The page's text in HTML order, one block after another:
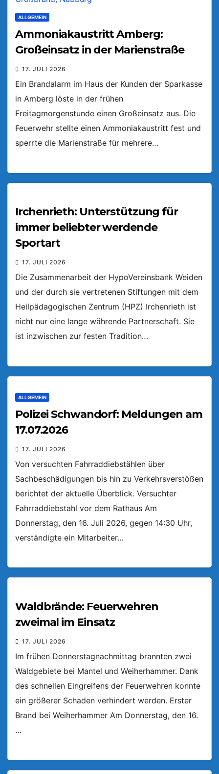
ALLGEMEIN
Ammoniakaustritt Amberg:
Großeinsatz in der Marienstraße
17. JULI 2026
Ein Brandalarm im Haus der Kunden der Sparkasse
in Amberg löste in der frühen
Freitagmorgenstunde einen Großeinsatz aus. Die
Feuerwehr stellte einen Ammoniakaustritt fest und
sperrte die Marienstraße für mehrere…
Irchenrieth: Unterstützung für
immer beliebter werdende
Sportart
17. JULI 2026
Die Zusammenarbeit der HypoVereinsbank Weiden
und der durch sie vertretenen Stiftungen mit dem
Heilpädagogischen Zentrum (HPZ) Irchenrieth ist
nicht nur eine lange währende Partnerschaft. Sie
ist inzwischen zur festen Tradition…
ALLGEMEIN
Polizei Schwandorf: Meldungen am
17.07.2026
17. JULI 2026
Von versuchten Fahrraddiebstählen über
Sachbeschädigungen bis hin zu Verkehrsverstößen
berichtet der aktuelle Überblick. Versuchter
Fahrraddiebstahl vor dem Rathaus Am
Donnerstag, den 16. Juli 2026, gegen 14:30 Uhr,
verständigte ein Mitarbeiter…
Waldbrände: Feuerwehren
zweimal im Einsatz
17. JULI 2026
Im frühen Donnerstagnachmittag brannten zwei
Waldgebiete bei Mantel und Weiherhammer. Dank
des schnellen Eingreifens der Feuerwehren konnte
ein größerer Schaden verhindert werden. Erster
Brand bei Weiherhammer Am Donnerstag, den 16.
…